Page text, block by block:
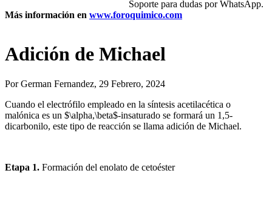
Soporte para dudas por WhatsApp.
Más información en www.foroquimico.com
Adición de Michael
PorGerman Fernandez, 29 Febrero, 2024
Cuando el electrófilo empleado en la síntesis acetilacética o
malónica es un $\alpha,\beta$-insaturado se formará un 1,5-
dicarbonilo, este tipo de reacción se llama adición de Michael.
Etapa 1. Formación del enolato de cetoéster